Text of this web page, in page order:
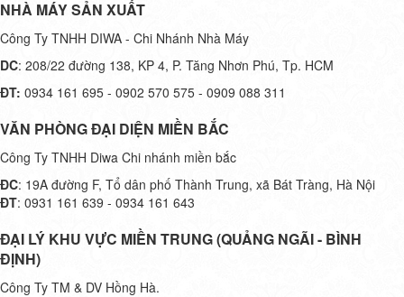
NHÀ MÁY SẢN XUẤT
Công Ty TNHH DIWA - Chi Nhánh Nhà Máy
DC: 208/22 đường 138, KP 4, P. Tăng Nhơn Phú, Tp. HCM
ĐT: 0934 161 695 - 0902 570 575 - 0909 088 311
VĂN PHÒNG ĐẠI DIỆN MIỀN BẮC
Công Ty TNHH Diwa Chi nhánh miền bắc
ĐC: 19A đường F, Tổ dân phố Thành Trung, xã Bát Tràng, Hà Nội
ĐT: 0931 161 639 - 0934 161 643
ĐẠI LÝ KHU VỰC MIỀN TRUNG (QUẢNG NGÃI - BÌNH
ĐỊNH)
Công Ty TM & DV Hồng Hà.